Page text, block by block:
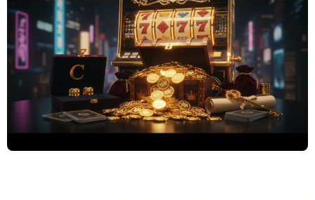
אודות
צור קשר
בלוג וחדשות
ביקורות
חדשות